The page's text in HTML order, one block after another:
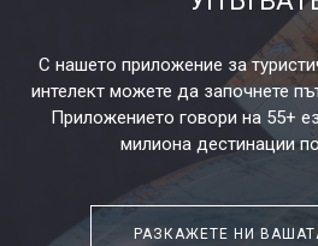
С нашето приложение за
интелект можете да започнете
Приложението говори на 55+
милиона дестинации
РАЗКАЖЕТЕ НИ